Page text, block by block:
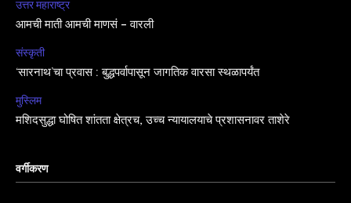
उत्तर महाराष्ट्र
आमची माती आमची माणसं – वारली
संस्कृती
‘सारनाथ’चा प्रवास : बुद्धपर्वापासून जागतिक वारसा स्थळापर्यंत
मुस्लिम
मशिदसुद्धा घोषित शांतता क्षेत्रच, उच्च न्यायालयाचे प्रशासनावर ताशेरे
वर्गीकरण